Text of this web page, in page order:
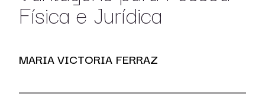
Física e Jurídica
MARIA VICTORIA FERRAZ